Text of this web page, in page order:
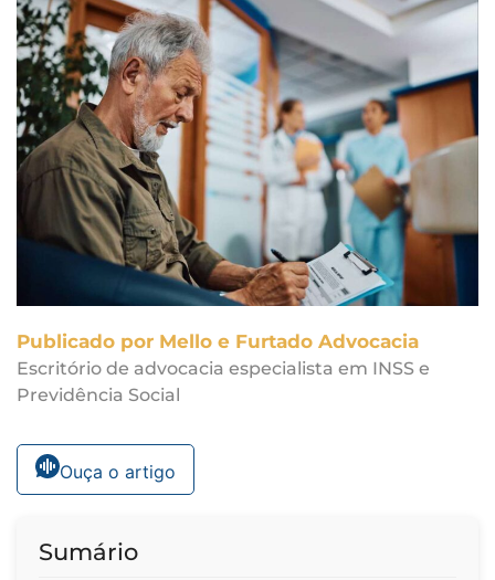
Publicado por Mello e Furtado Advocacia
Escritório de advocacia especialista em INSS e
Previdência Social
Ouça o artigo
Sumário